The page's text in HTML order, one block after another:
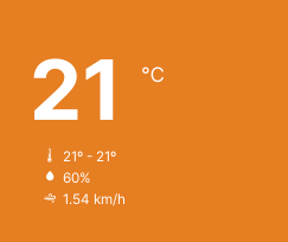
21 ℃
21º - 21º
60%
1.54 km/h